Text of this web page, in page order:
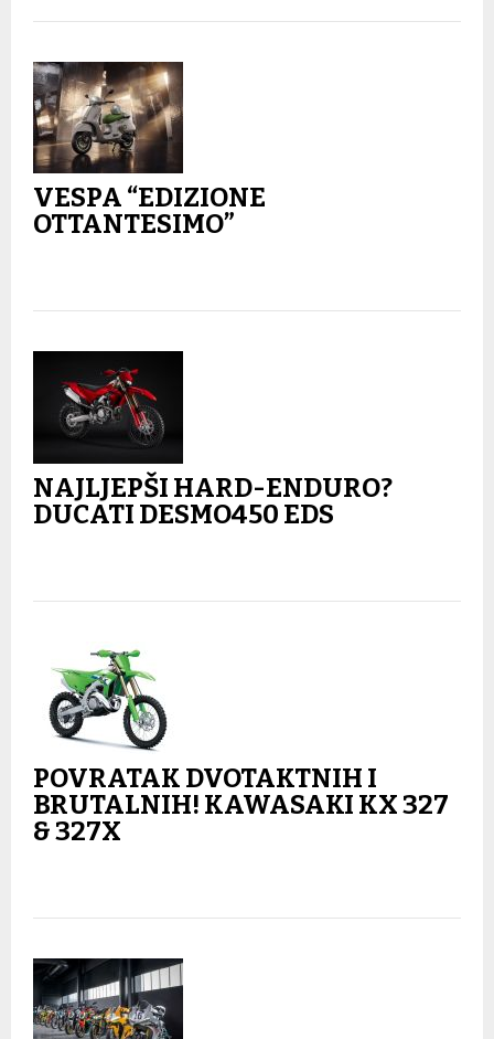
VESPA “EDIZIONE
OTTANTESIMO”
NAJLJEPŠI HARD-ENDURO?
DUCATI DESMO450 EDS
POVRATAK DVOTAKTNIH I
BRUTALNIH! KAWASAKI KX 327
& 327X